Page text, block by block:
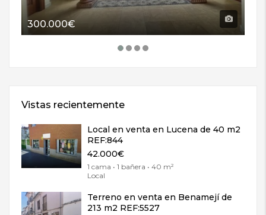
300.000€
Vistas recientemente
Local en venta en Lucena de 40 m2
REF:844
42.000€
1 cama • 1 bañera • 40 m²
Local
Terreno en venta en Benamejí de
213 m2 REF:5527